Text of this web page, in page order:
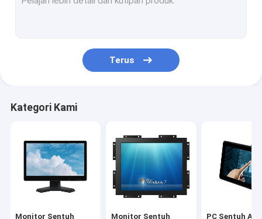
Semua Kasus
Monitor Sentuh Inframerah
PC Sentuh AIO
Terus
Kategori Kami
Monitor Sentuh Monitor Sentuh PC Sentuh AIO